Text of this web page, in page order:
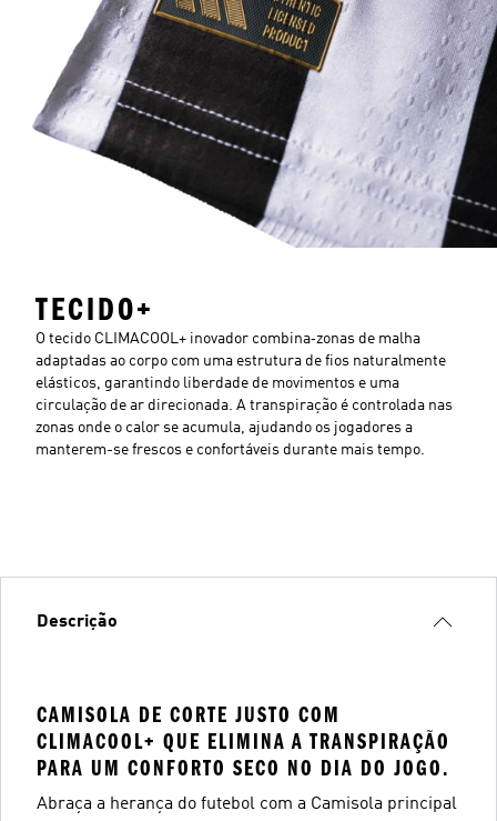
TECIDO+
O tecido CLIMACOOL+ inovador combina‑zonas de malha
adaptadas ao corpo com uma estrutura de fios naturalmente
elásticos, garantindo liberdade de movimentos e uma
circulação de ar direcionada. A transpiração é controlada nas
zonas onde o calor se acumula, ajudando os jogadores a
manterem-se frescos e confortáveis durante mais tempo.
Descrição
CAMISOLA DE CORTE JUSTO COM
CLIMACOOL+ QUE ELIMINA A TRANSPIRAÇÃO
PARA UM CONFORTO SECO NO DIA DO JOGO.
Abraça a herança do futebol com a Camisola principal